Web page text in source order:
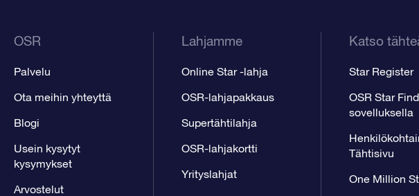
OSR
Palvelu
Ota meihin yhteyttä
Blogi
Usein kysytyt
kysymykset
Arvostelut
Lahjamme
Online Star -lahja
OSR-lahjapakkaus
Supertähtilahja
OSR-lahjakortti
Yrityslahjat
Katso
Star Register
OSR Star
sovelluksella
Tähtisivu
One Million